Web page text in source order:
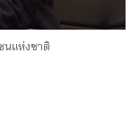
แห่งชาติ